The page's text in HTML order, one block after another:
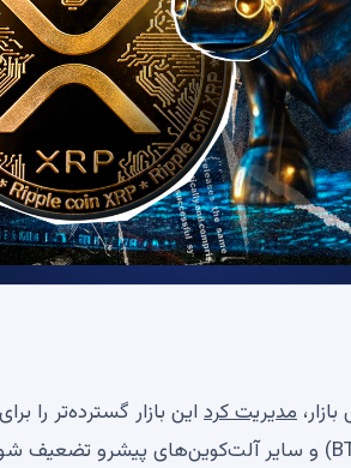
مدیریت کرد این بازار گسترده‌تر را